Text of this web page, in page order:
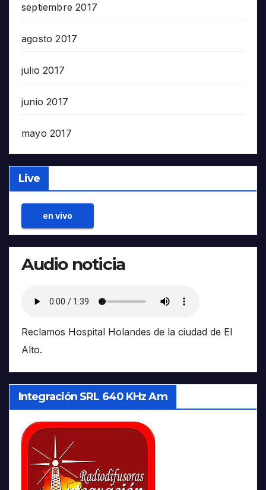
septiembre 2017
agosto 2017
julio 2017
junio 2017
mayo 2017
Live
en vivo
Audio noticia
Reclamos Hospital Holandes de la ciudad de El
Alto.
Integración SRL 640 KHz Am